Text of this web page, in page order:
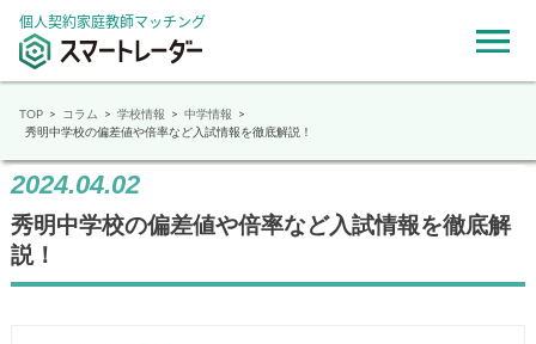
個人契約家庭教師マッチング
TOP コラム 学校情報
中学情報
秀明中学校の偏差値や倍率など入試情報を徹底解説！
2024.04.02
秀明中学校の偏差値や倍率など入試情報を徹底解
説！